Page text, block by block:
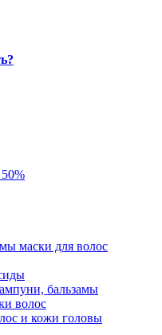
маски для волос
бальзамы
волос
и кожи головы